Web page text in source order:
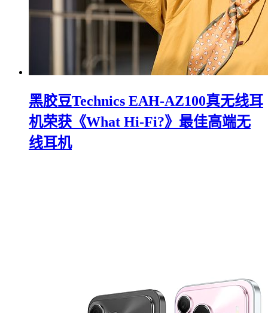
黑胶豆Technics EAH-AZ100真无线耳
机荣获《What Hi-Fi?》最佳高端无
线耳机